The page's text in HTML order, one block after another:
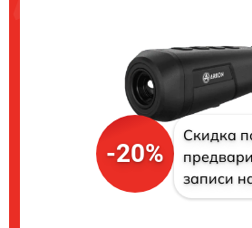
-20%
Скидка
записи